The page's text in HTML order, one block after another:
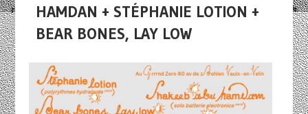
HAMDAN + STÉPHANIE LOTION +
BEAR BONES, LAY LOW